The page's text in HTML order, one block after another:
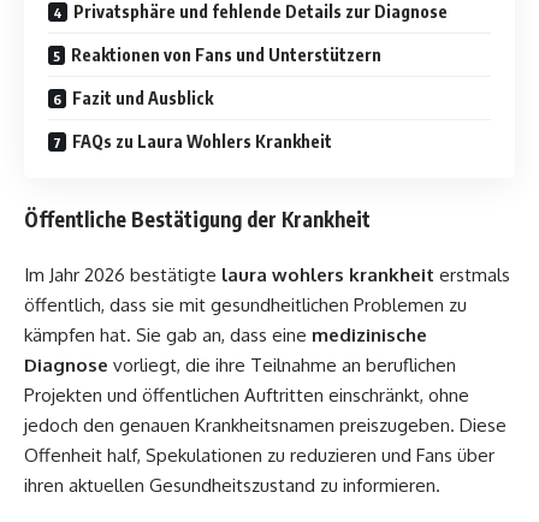
Privatsphäre und fehlende Details zur Diagnose
Reaktionen von Fans und Unterstützern
Fazit und Ausblick
FAQs zu Laura Wohlers Krankheit
Öffentliche Bestätigung der Krankheit
Im Jahr 2026 bestätigte laura wohlers krankheit erstmals
öffentlich, dass sie mit gesundheitlichen Problemen zu
kämpfen hat. Sie gab an, dass eine medizinische
Diagnose vorliegt, die ihre Teilnahme an beruflichen
Projekten und öffentlichen Auftritten einschränkt, ohne
jedoch den genauen Krankheitsnamen preiszugeben. Diese
Offenheit half, Spekulationen zu reduzieren und Fans über
ihren aktuellen Gesundheitszustand zu informieren.